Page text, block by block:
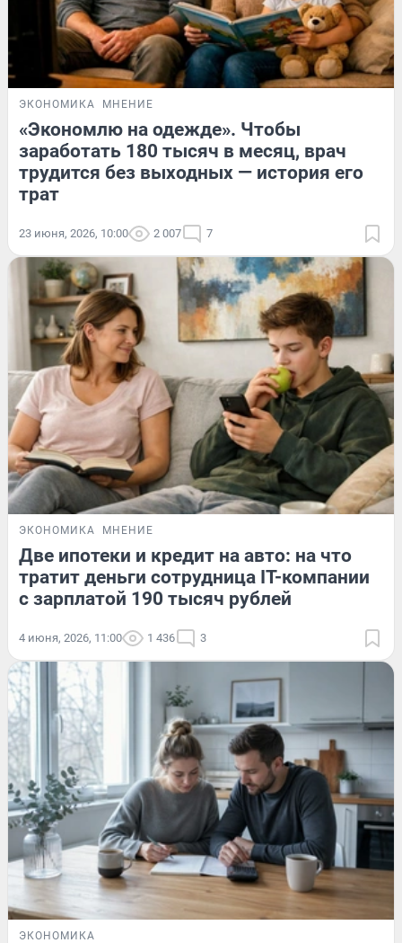
ЭКОНОМИКА МНЕНИЕ
«Экономлю на одежде». Чтобы
заработать 180 тысяч в месяц, врач
трудится без выходных — история его
трат
23 июня, 2026, 10:00 2 007 7
ЭКОНОМИКА МНЕНИЕ
Две ипотеки и кредит на авто: на что
тратит деньги сотрудница IT-компании
с зарплатой 190 тысяч рублей
4 июня, 2026, 11:00 1 436 3
ЭКОНОМИКА